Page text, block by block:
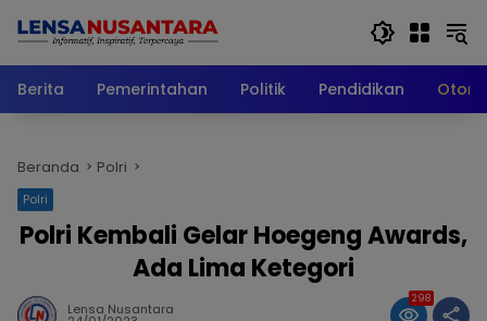
Berita
Pemerintahan Politik Pendidikan
Beranda Polri
Polri
Polri Kembali Gelar Hoegeng Awards,
Ada Lima Ketegori
Lensa Nusantara
298